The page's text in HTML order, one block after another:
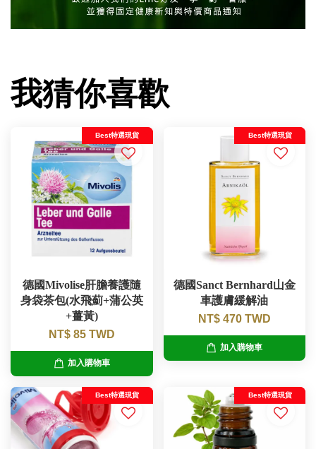
我猜你喜歡
Best特選現貨
德國Mivolise肝膽養護隨
身袋茶包(水飛薊+蒲公英
+薑黃)
NT$ 85 TWD
加入購物車
Best特選現貨
德國Sanct Bernhard山金
車護膚緩解油
NT$ 470 TWD
加入購物車
Best特選現貨 Best特選現貨